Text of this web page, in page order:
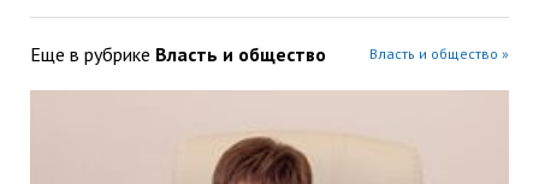
Еще в рубрике Власть и общество Власть и общество »